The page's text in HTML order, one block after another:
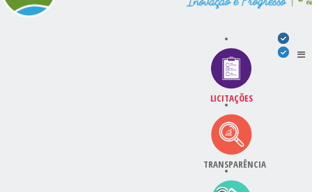
LICITAÇÕES
TRANSPARÊNCIA